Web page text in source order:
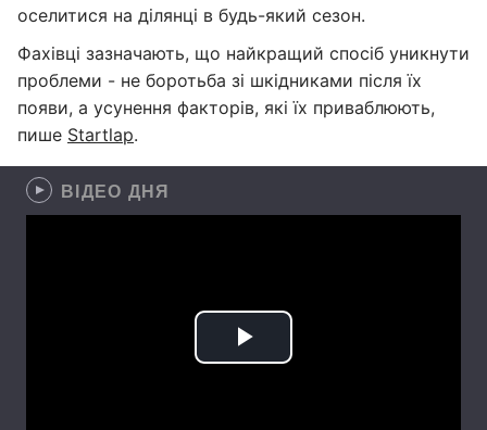
оселитися на ділянці в будь-який сезон.
Фахівці зазначають, що найкращий спосіб уникнути
проблеми - не боротьба зі шкідниками після їх
появи, а усунення факторів, які їх приваблюють,
пише Startlap.
ВІДЕО ДНЯ